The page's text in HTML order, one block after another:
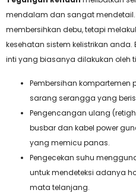
mendalam dan sangat
membersihkan debu, tetapi
kesehatan sistem kelistrikan
inti yang biasanya dilakukan oleh
Pembersihan kompartemen
sarang serangga yang
Pengencangan ulang
busbar dan kabel power
yang memicu panas.
Pengecekan suhu
untuk mendeteksi adanya
mata telanjang.